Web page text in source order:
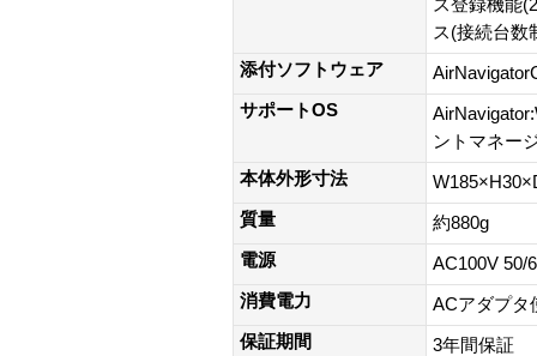
ス登録機能
ス(接続台数
添付ソフトウェア
サポートOS
ントマネー
本体外形寸法
質量
約880g
電源
AC100V 50/
消費電力
ACアダプタ
保証期間
3年間保証